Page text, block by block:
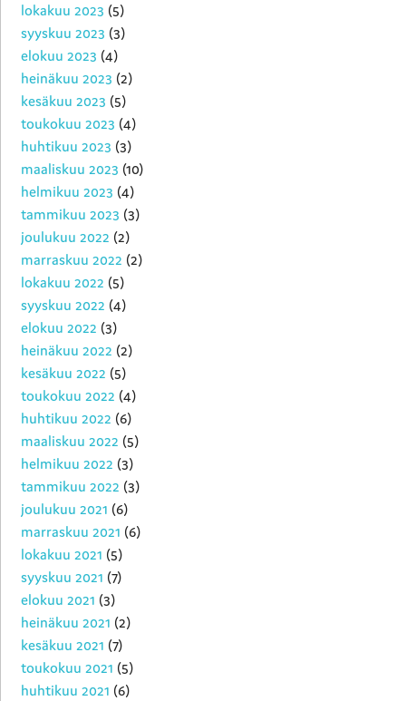
lokakuu 2023 (5)
syyskuu 2023 (3)
elokuu 2023 (4)
heinäkuu 2023 (2)
kesäkuu 2023 (5)
toukokuu 2023 (4)
huhtikuu 2023 (3)
maaliskuu 2023 (10)
helmikuu 2023 (4)
tammikuu 2023 (3)
joulukuu 2022 (2)
marraskuu 2022 (2)
lokakuu 2022 (5)
syyskuu 2022 (4)
elokuu 2022 (3)
heinäkuu 2022 (2)
kesäkuu 2022 (5)
toukokuu 2022 (4)
huhtikuu 2022 (6)
maaliskuu 2022 (5)
helmikuu 2022 (3)
tammikuu 2022 (3)
joulukuu 2021 (6)
marraskuu 2021 (6)
lokakuu 2021 (5)
syyskuu 2021 (7)
elokuu 2021 (3)
heinäkuu 2021 (2)
kesäkuu 2021 (7)
toukokuu 2021 (5)
huhtikuu 2021 (6)